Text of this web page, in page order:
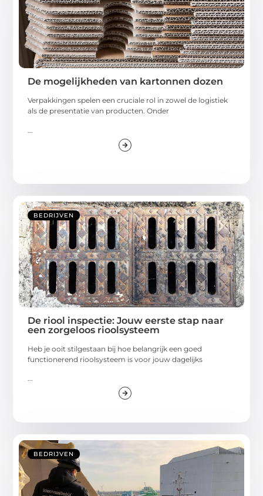
De mogelijkheden van kartonnen dozen
Verpakkingen spelen een cruciale rol in zowel de logistiek
als de presentatie van producten. Onder
BEDRIJVEN
De riool inspectie: Jouw eerste stap naar
een zorgeloos rioolsysteem
Heb je ooit stilgestaan bij hoe belangrijk een goed
functionerend rioolsysteem is voor jouw dagelijks
...
BEDRIJVEN